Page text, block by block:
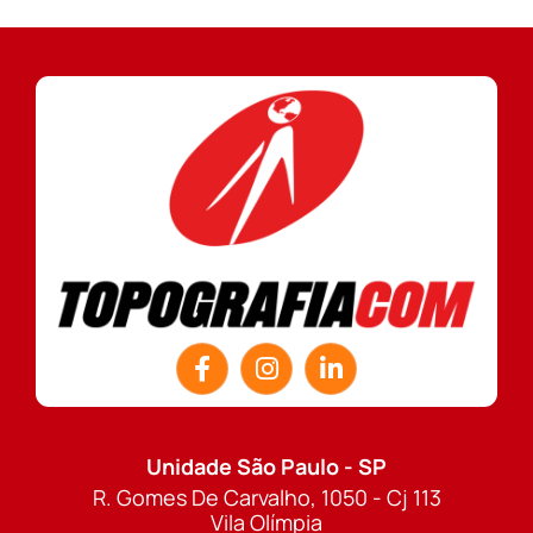
Unidade São Paulo - SP
R. Gomes De Carvalho, 1050 - Cj 113
Vila Olímpia